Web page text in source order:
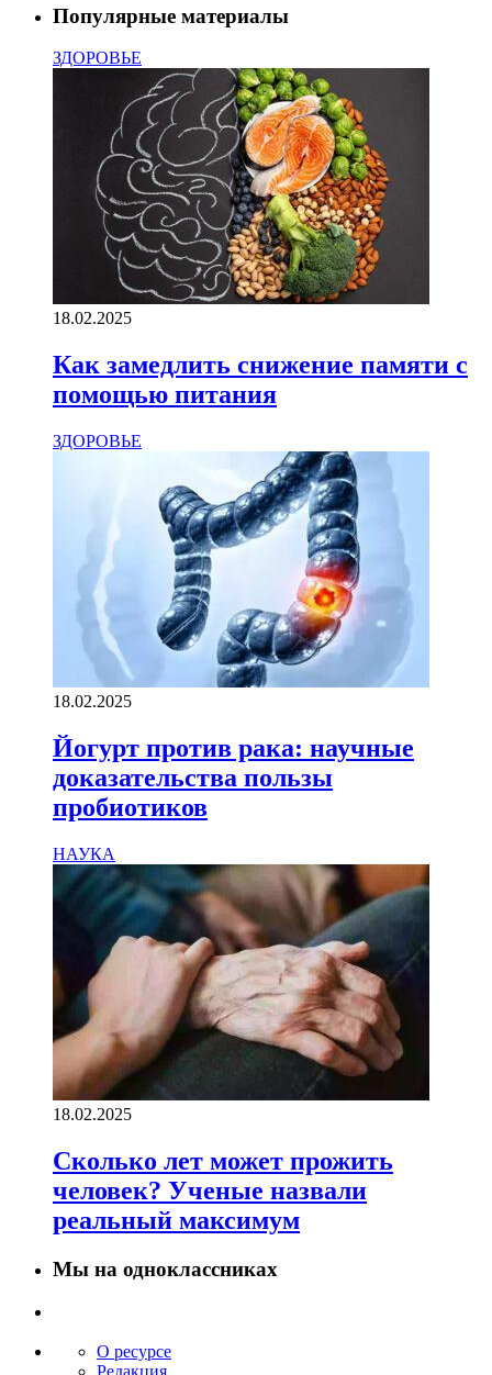
Популярные материалы
ЗДОРОВЬЕ
18.02.2025
Как замедлить снижение памяти с
помощью питания
ЗДОРОВЬЕ
18.02.2025
Йогурт против рака: научные
доказательства пользы
пробиотиков
НАУКА
18.02.2025
Сколько лет может прожить
человек? Ученые назвали
реальный максимум
Мы на одноклассниках
О ресурсе